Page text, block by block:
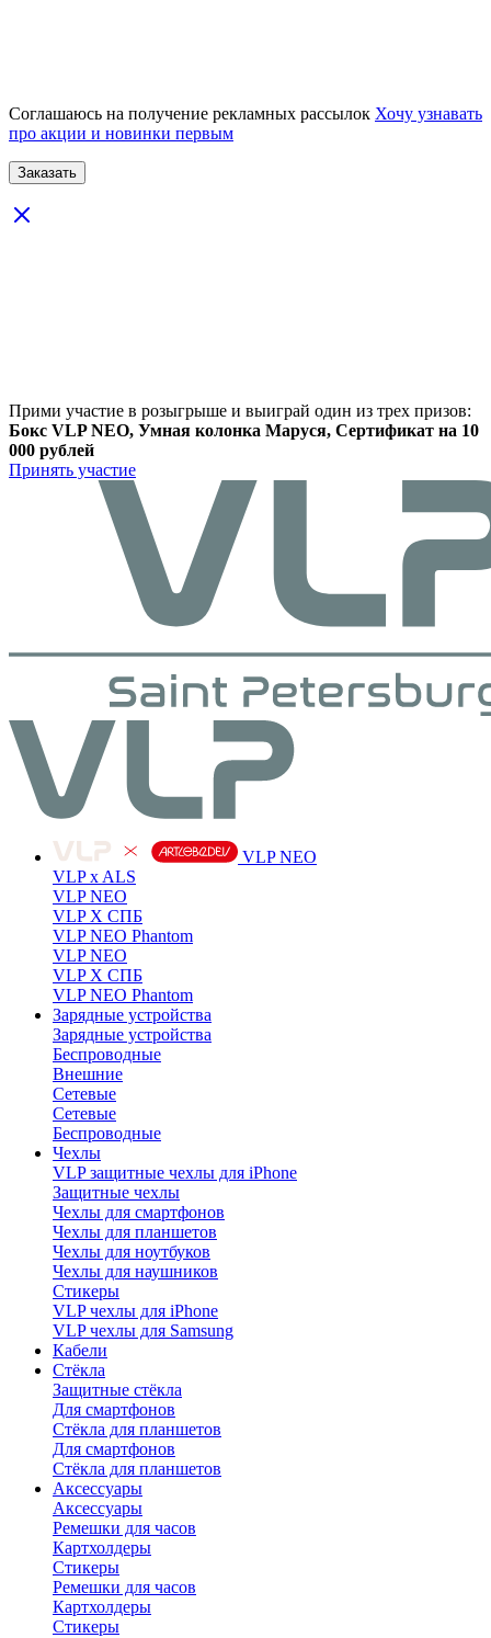
Соглашаюсь на получение рекламных рассылок Хочу узнавать
про акции и новинки первым
Прими участие в розыгрыше и выиграй один из трех призов:
Бокс VLP NEO, Умная колонка Маруся, Сертификат на 10
000 рублей
Принять участие
VLP NEO
VLP x ALS
VLP NEO
VLP X СПБ
VLP NEO Phantom
VLP NEO
VLP X СПБ
VLP NEO Phantom
Зарядные устройства
Зарядные устройства
Беспроводные
Внешние
Сетевые
Сетевые
Беспроводные
Чехлы
VLP защитные чехлы для iPhone
Защитные чехлы
Чехлы для смартфонов
Чехлы для планшетов
Чехлы для ноутбуков
Чехлы для наушников
Стикеры
VLP чехлы для iPhone
VLP чехлы для Samsung
Кабели
Стёкла
Защитные стёкла
Для смартфонов
Стёкла для планшетов
Для смартфонов
Стёкла для планшетов
Аксессуары
Аксессуары
Ремешки для часов
Картхолдеры
Стикеры
Ремешки для часов
Картхолдеры
Стикеры